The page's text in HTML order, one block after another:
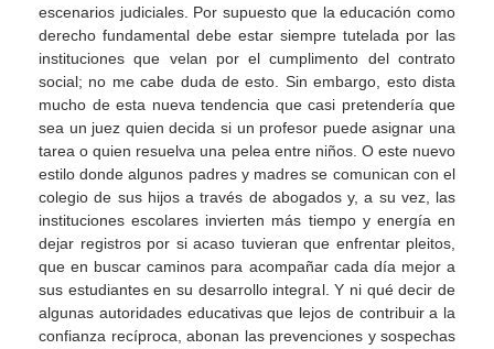
escenarios judiciales. Por supuesto que la educación como
derecho fundamental debe estar siempre tutelada por las
instituciones que velan por el cumplimento del contrato
social; no me cabe duda de esto. Sin embargo, esto dista
mucho de esta nueva tendencia que casi pretendería que
sea un juez quien decida si un profesor puede asignar una
tarea o quien resuelva una pelea entre niños. O este nuevo
estilo donde algunos padres y madres se comunican con el
colegio de sus hijos a través de abogados y, a su vez, las
instituciones escolares invierten más tiempo y energía en
dejar registros por si acaso tuvieran que enfrentar pleitos,
que en buscar caminos para acompañar cada día mejor a
sus estudiantes en su desarrollo integral. Y ni qué decir de
algunas autoridades educativas que lejos de contribuir a la
confianza recíproca, abonan las prevenciones y sospechas